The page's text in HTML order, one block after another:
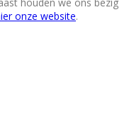
onze website.